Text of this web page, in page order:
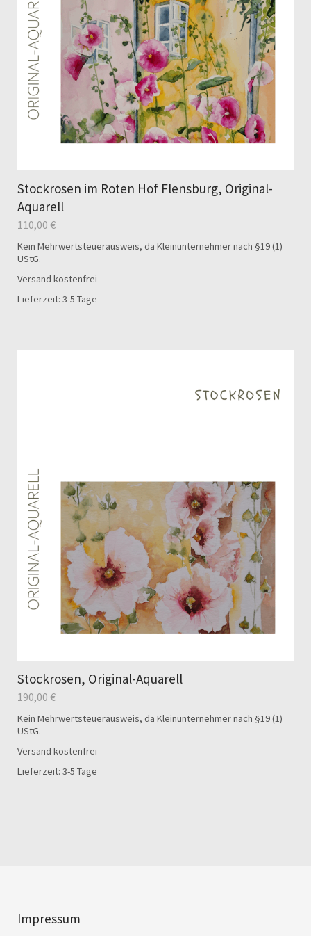
Stockrosen im Roten Hof Flensburg, Original-
Aquarell
110,00 €
Kein Mehrwertsteuerausweis, da Kleinunternehmer nach §19 (1)
UStG.
Versand kostenfrei
Lieferzeit: 3-5 Tage
Stockrosen, Original-Aquarell
190,00 €
Kein Mehrwertsteuerausweis, da Kleinunternehmer nach §19 (1)
UStG.
Versand kostenfrei
Lieferzeit: 3-5 Tage
Impressum